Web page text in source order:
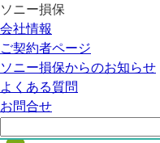
ソニー損保
会社情報
ご契約者ページ
ソニー損保からのお知らせ
よくある質問
お問合せ
自動車保険
医療保険
火災保険
海外旅行保険